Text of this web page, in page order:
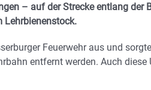
– auf der Strecke entlang der
Lehrbienenstock.
Feuerwehr aus und
entfernt werden. Auch